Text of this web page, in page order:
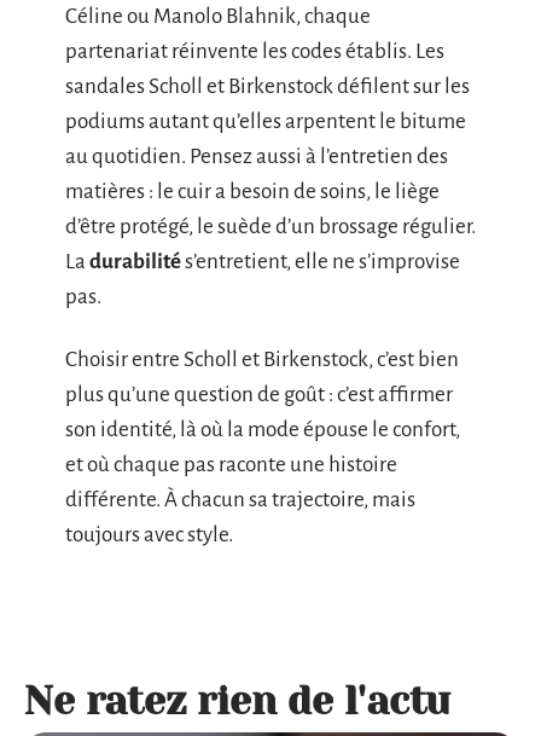
Céline ou Manolo Blahnik, chaque
partenariat réinvente les codes établis. Les
sandales Scholl et Birkenstock défilent sur les
podiums autant qu’elles arpentent le bitume
au quotidien. Pensez aussi à l’entretien des
matières : le cuir a besoin de soins, le liège
d’être protégé, le suède d’un brossage régulier.
La durabilités’entretient, elle ne s’improvise
pas.
Choisir entre Scholl et Birkenstock, c’est bien
plus qu’une question de goût : c’est affirmer
son identité, là où la mode épouse le confort,
et où chaque pas raconte une histoire
différente. À chacun sa trajectoire, mais
toujours avec style.
Ne ratez rien de l'actu